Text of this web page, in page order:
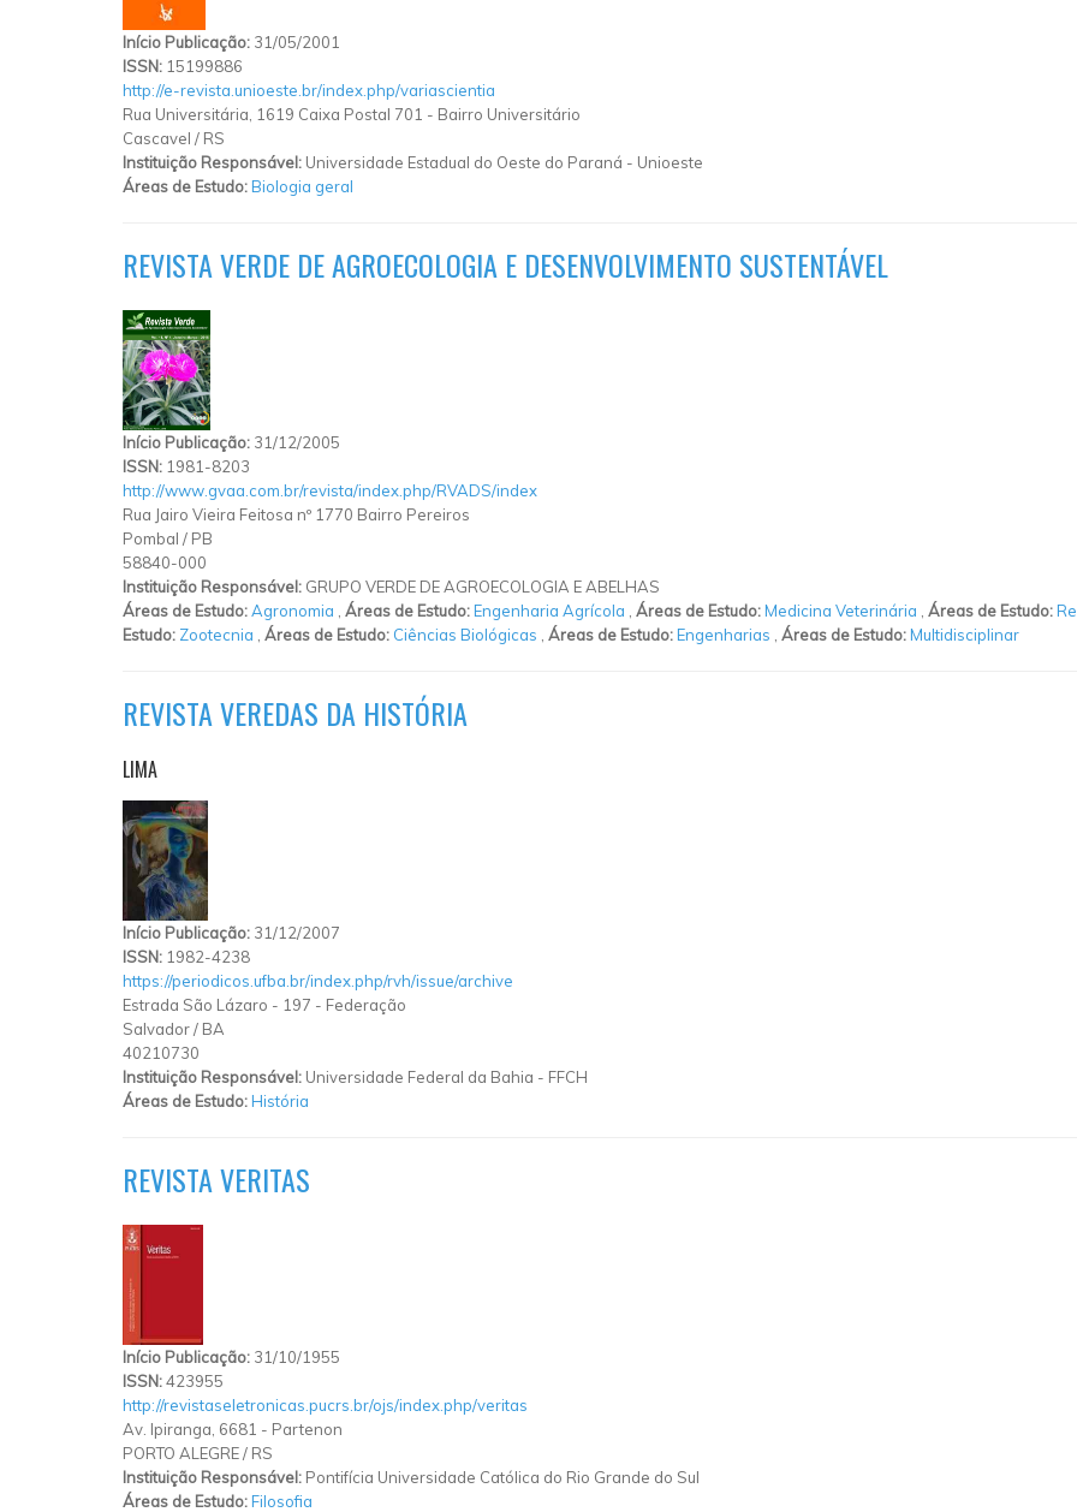
Início Publicação: 31/05/2001
ISSN: 15199886
http://e-revista.unioeste.br/index.php/variascientia
Rua Universitária, 1619 Caixa Postal 701 - Bairro Universitário
Cascavel / RS
Instituição Responsável: Universidade Estadual do Oeste do Paraná - Unioeste
Áreas de Estudo:Biologia geral
REVISTA VERDE DE AGROECOLOGIA E DESENVOLVIMENTO SUSTENTÁVEL
Início Publicação: 31/12/2005
ISSN: 1981-8203
http://www.gvaa.com.br/revista/index.php/RVADS/index
Rua Jairo Vieira Feitosa nº 1770 Bairro Pereiros
Pombal / PB
58840-000
Instituição Responsável: GRUPO VERDE DE AGROECOLOGIA E ABELHAS
Áreas de Estudo:Agronomia Áreas de Estudo:Engenharia Agrícola Áreas de Estudo:Medicina Veterinária Áreas de Estudo:
Estudo: Zootecnia Áreas de Estudo: Ciências Biológicas Áreas de Estudo:Engenharias Áreas de Estudo:Multidisciplinar
REVISTA VEREDAS DA HISTÓRIA
LIMA
Início Publicação: 31/12/2007
ISSN: 1982-4238
https://periodicos.ufba.br/index.php/rvh/issue/archive
Estrada São Lázaro - 197 - Federação
Salvador/ BA
40210730
Instituição Responsável: Universidade Federal da Bahia - FFCH
Áreas de Estudo:História
REVISTA VERITAS
Início Publicação: 31/10/1955
ISSN:423955
http://revistaseletronicas.pucrs.br/ojs/index.php/veritas
Av. Ipiranga, 6681 - Partenon
PORTO ALEGRE/ RS
Instituição Responsável: Pontifícia Universidade Católica do Rio Grande do Sul
Áreas de Estudo:Filosofia